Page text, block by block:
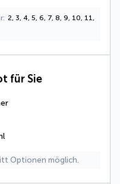
2, 3, 4, 5, 6, 7, 8, 9, 10, 11,
für Sie
Optionen möglich.